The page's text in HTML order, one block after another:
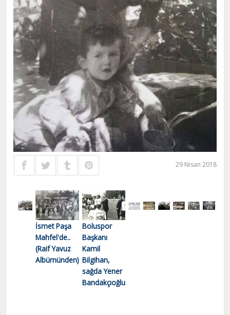
29 Nisan 2018
İsmet Paşa
Mahfel'de..
(Raif Yavuz
Albümünden)
Boluspor
Başkanı
Kamil
Bilgihan,
sağda Yener
Bandakçıoğlu